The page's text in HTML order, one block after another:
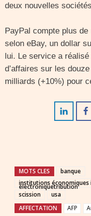
deux nouvelles
PayPal compte plus
selon eBay, un dollar
lui. Le service a
d’affaires sur les
milliards (+10%) pour
MOTS CLES
banque
institutions
électroniquetribution
scission
usa
AFFECTATION
AFP